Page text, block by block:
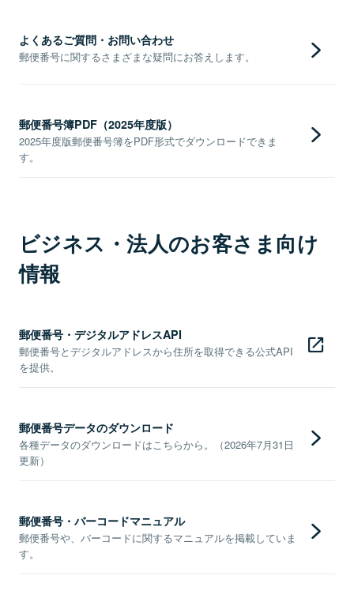
よくあるご質問・お問い合わせ
郵便番号に関するさまざまな疑問にお答えします。
郵便番号簿PDF（2025年度版）
2025年度版郵便番号簿をPDF形式でダウンロードできま
す。
ビジネス・法人のお客さま向け
情報
郵便番号・デジタルアドレスAPI
郵便番号とデジタルアドレスから住所を取得できる公式API
を提供。
郵便番号データのダウンロード
各種データのダウンロードはこちらから。（2026年7月31日
更新）
郵便番号・バーコードマニュアル
郵便番号や、バーコードに関するマニュアルを掲載していま
す。